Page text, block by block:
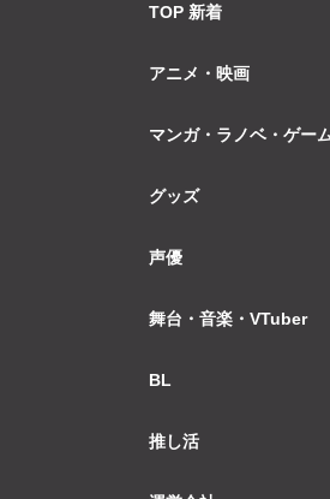
TOP 新着
アニメ・映画
マンガ・ラノベ・ゲー
グッズ
声優
舞台・音楽・VTuber
BL
推し活